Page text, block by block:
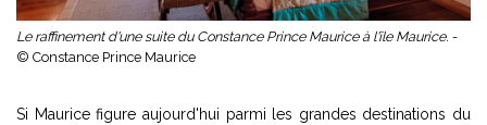
Le raffinement d'une suite du Constance Prince Maurice à l'île Maurice. -
© Constance Prince Maurice
Si Maurice figure aujourd'hui parmi les grandes destinations du